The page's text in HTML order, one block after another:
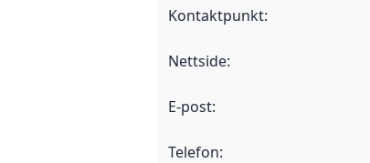
Kontaktpunkt:
Nettside:
E-post:
Telefon: